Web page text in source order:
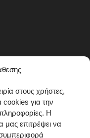
στους χρήστες,
cookies για την
Η
μας επιτρέψει να